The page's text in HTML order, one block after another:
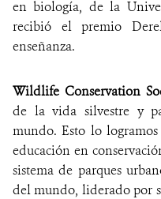
en biología, de la
recibió el premio
enseñanza.
Wildlife Conservation
de la vida silvestre y
mundo. Esto lo
educación en
sistema de parques
del mundo, liderado por